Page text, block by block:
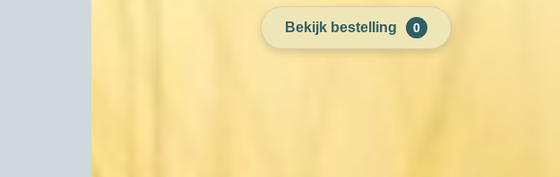
Bekijk bestelling 0